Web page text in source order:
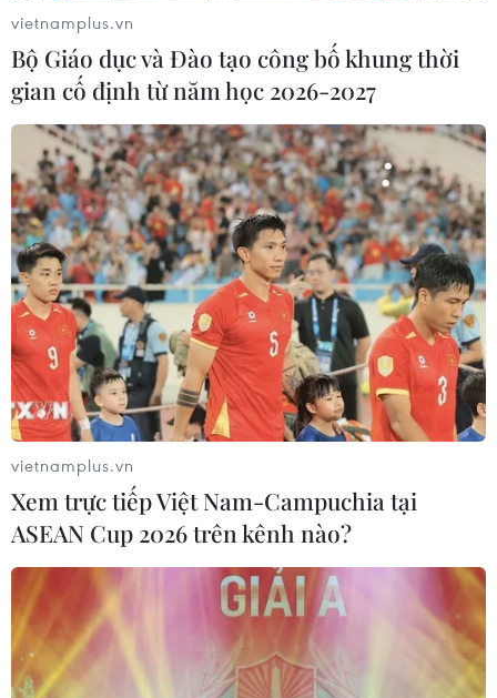
Chính phủ Đức cho biết hợp đồng này là một phần
trong kế hoạch dài hạn của Bộ Quốc phòng Đức nhằm
cải thiện năng lực không quân với các máy bay tiêm
kích Eurofighter và F-18.
Nga cấm các quan chức Đức nhập cảnh,
đáp trả lệnh trừng phạt của EU
29/12/2020 13:17
Moskva đã liệt một loạt quan chức cấp cao từ các cơ
quan an ninh và tình báo thuộc Bộ Quốc phòng Đức vào
"danh sách đen" cấm nhập cảnh vào Nga, song không
vietnamplus.vn
Bộ Giáo dục và Đào tạo công bố khung thời
gian cố định từ năm học 2026-2027
vietnamplus.vn
Xem trực tiếp Việt Nam-Campuchia tại
ASEAN Cup 2026 trên kênh nào?